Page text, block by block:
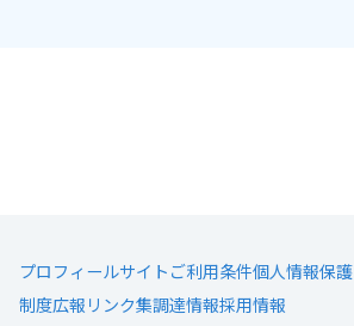
プロフィールサイトご利用条件個人情報保護
制度広報 リンク集調達情報採用情報